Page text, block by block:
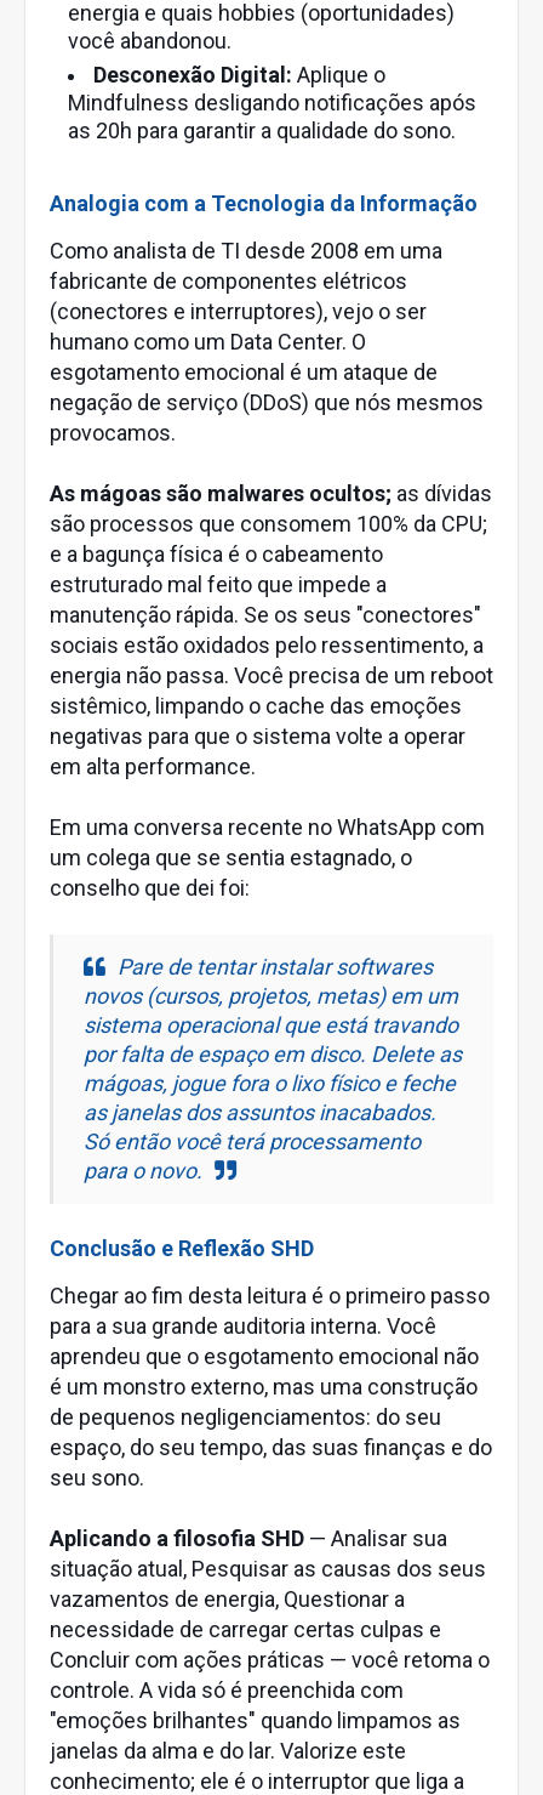
energia e quais hobbies (oportunidades)
você abandonou.
Desconexão Digital: Aplique o
Mindfulness desligando notificações após
as 20h para garantir a qualidade do sono.
Analogia com a Tecnologia da Informação
Como analista de TI desde 2008 em uma
fabricante de componentes elétricos
(conectores e interruptores), vejo o ser
humano como um Data Center. O
esgotamento emocional é um ataque de
negação de serviço (DDoS) que nós mesmos
provocamos.
As mágoas são malwares ocultos; as dívidas
são processos que consomem 100% da CPU;
e a bagunça física é o cabeamento
estruturado mal feito que impede a
manutenção rápida. Se os seus "conectores"
sociais estão oxidados pelo ressentimento, a
energia não passa. Você precisa de um reboot
sistêmico, limpando o cache das emoções
negativas para que o sistema volte a operar
em alta performance.
Em uma conversa recente no WhatsApp com
um colega que se sentia estagnado, o
conselho que dei foi:
Pare de tentar instalar softwares
novos (cursos, projetos, metas) em um
sistema operacional que está travando
por falta de espaço em disco. Delete as
mágoas, jogue fora o lixo físico e feche
as janelas dos assuntos inacabados.
Só então você terá processamento
para o novo.
Conclusão e Reflexão SHD
Chegar ao fim desta leitura é o primeiro passo
para a sua grande auditoria interna. Você
aprendeu que o esgotamento emocional não
é um monstro externo, mas uma construção
de pequenos negligenciamentos: do seu
espaço, do seu tempo, das suas finanças e do
seu sono.
Aplicando a filosofia SHD — Analisar sua
situação atual, Pesquisar as causas dos seus
vazamentos de energia, Questionar a
necessidade de carregar certas culpas e
Concluir com ações práticas — você retoma o
controle. A vida só é preenchida com
"emoções brilhantes" quando limpamos as
janelas da alma e do lar. Valorize este
conhecimento; ele é o interruptor que liga a